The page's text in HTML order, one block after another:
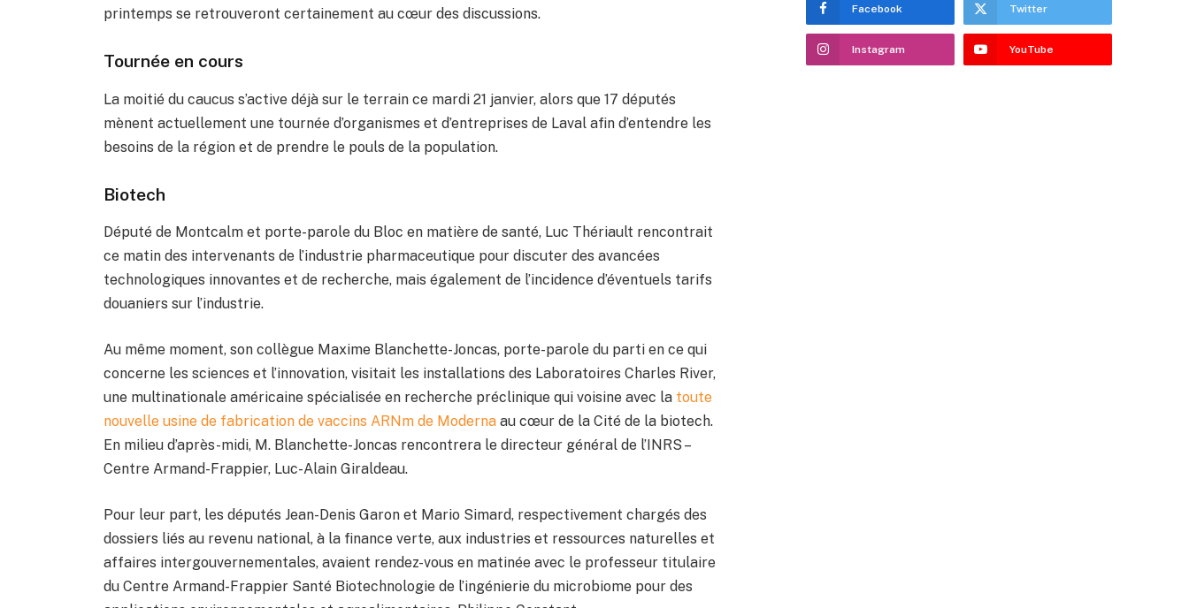
printemps se retrouveront certainement au cœur des discussions.
Tournée en cours
La moitié du caucus s’active déjà sur le terrain ce mardi 21 janvier, alors que 17 députés
mènent actuellement une tournée d’organismes et d’entreprises de Laval afin d’entendre les
besoins de la région et de prendre le pouls de la population.
Biotech
Député de Montcalm et porte-parole du Bloc en matière de santé, Luc Thériault rencontrait
ce matin des intervenants de l’industrie pharmaceutique pour discuter des avancées
technologiques innovantes et de recherche, mais également de l’incidence d’éventuels tarifs
douaniers sur l’industrie.
Au même moment, son collègue Maxime Blanchette-Joncas, porte-parole du parti en ce qui
concerne les sciences et l’innovation, visitait les installations des Laboratoires Charles River,
une multinationale américaine spécialisée en recherche préclinique qui voisine avec la toute
nouvelle usine de fabrication de vaccins ARNm de Moderna au cœur de la Cité de la biotech.
En milieu d’après-midi, M. Blanchette-Joncas rencontrera le directeur général de l’INRS –
Centre Armand-Frappier, Luc-Alain Giraldeau.
Pour leur part, les députés Jean-Denis Garon et Mario Simard, respectivement chargés des
dossiers liés au revenu national, à la finance verte, aux industries et ressources naturelles et
affaires intergouvernementales, avaient rendez-vous en matinée avec le professeur titulaire
du Centre Armand-Frappier Santé Biotechnologie de l’ingénierie du microbiome pour des
Facebook Twitter
Instagram YouTube